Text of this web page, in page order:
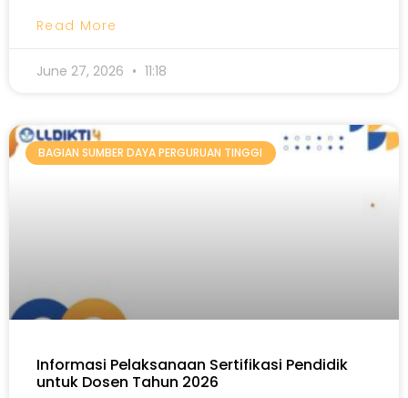
Read More
June 27, 2026 11:18
BAGIAN SUMBER DAYA PERGURUAN TINGGI
Informasi Pelaksanaan Sertifikasi Pendidik
untuk Dosen Tahun 2026